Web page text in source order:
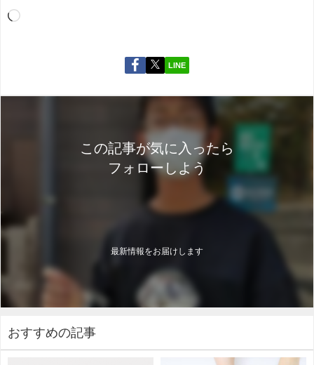
LINE
この記事が気に入ったら
フォローしよう
最新情報をお届けします
おすすめの記事